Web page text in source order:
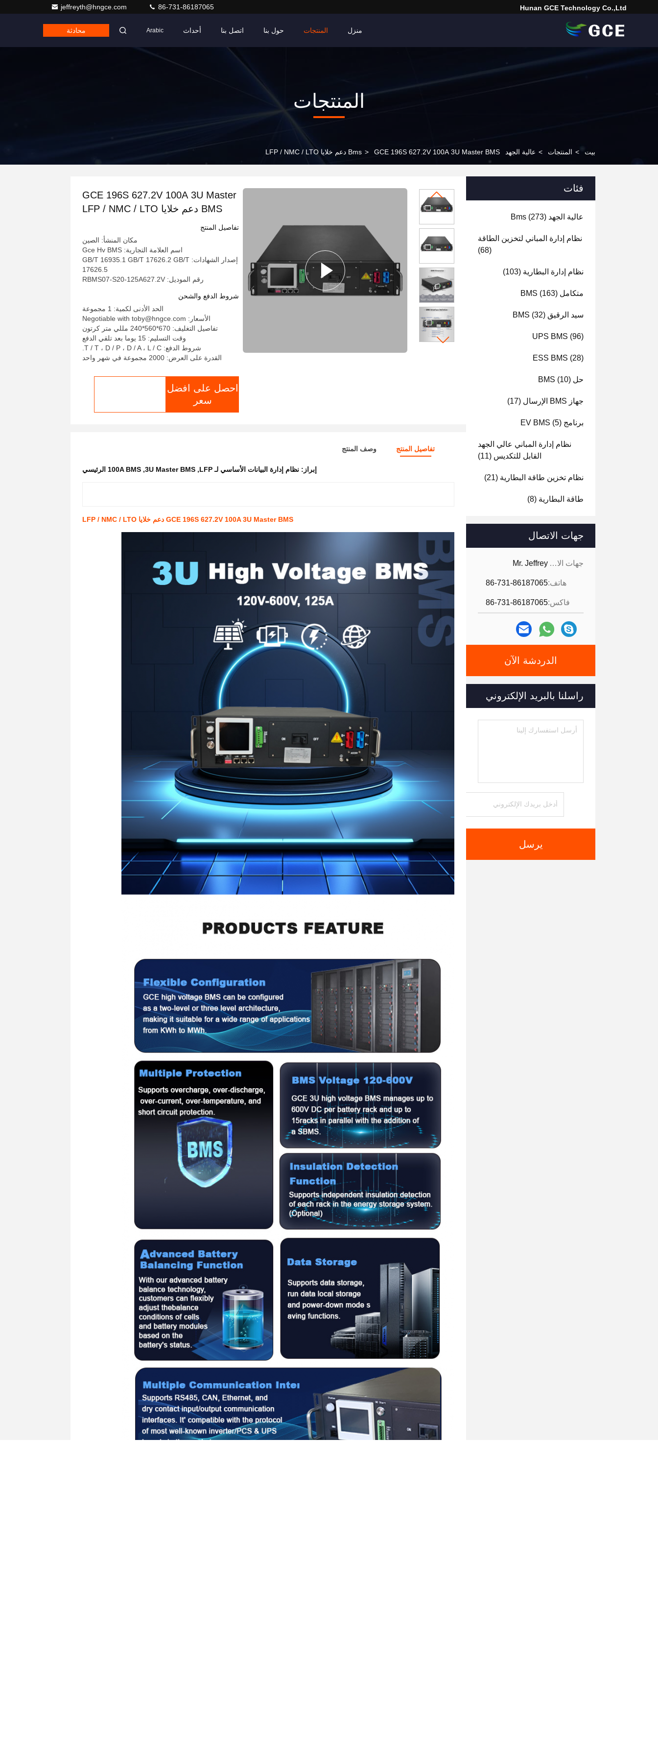
Hunan GCE Technology Co.,Ltd
jeffreyth@hngce.com 86-731-86187065
منزل المنتجات حول بنا اتصل بنا أحداث Arabic محادثة
المنتجات
بيت > المنتجات > عالية الجهد Bms > GCE 196S 627.2V 100A 3U Master BMS دعم خلايا LFP / NMC / LTO
فئات
عالية الجهد Bms (273)
نظام إدارة المباني لتخزين الطاقة
(68)
نظام إدارة البطارية (103)
متكامل BMS (163)
سيد الرقيق BMS (32)
UPS BMS (96)
ESS BMS (28)
حل BMS (10)
جهاز BMS الإرسال (17)
برنامج EV BMS (5)
نظام إدارة المباني عالي الجهد
القابل للتكديس (11)
نظام تخزين طاقة البطارية (21)
طاقة البطارية (8)
جهات الاتصال
جهات الاتصال: Mr. Jeffrey
هاتف:86-731-86187065
فاكس:86-731-86187065
الدردشة الآن
راسلنا بالبريد الإلكتروني
يرسل
GCE 196S 627.2V 100A 3U Master
BMS دعم خلايا LFP / NMC / LTO
تفاصيل المنتج
مكان المنشأ: الصين
اسم العلامة التجارية: Gce Hv BMS
إصدار الشهادات: GB/T 16935.1 GB/T 17626.2 GB/T
17626.5
رقم الموديل: RBMS07-S20-125A627.2V
شروط الدفع والشحن
الحد الأدنى لكمية: 1 مجموعة
الأسعار: Negotiable with toby@hngce.com
تفاصيل التغليف: 670*560*240 مللي متر كرتون
وقت التسليم: 15 يوما بعد تلقي الدفع
شروط الدفع: T / T ، D / P ، D / A ، L / C.
القدرة على العرض: 2000 مجموعة في شهر واحد
احصل على افضل
سعر
تفاصيل المنتج وصف المنتج
إبراز: نظام إدارة البيانات الأساسي لـ LFP ,
3U Master BMS
, 100A BMS الرئيسي
GCE 196S 627.2V 100A 3U Master BMS دعم خلايا LFP / NMC / LTO